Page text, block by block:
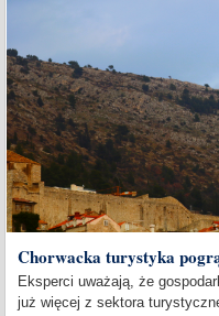
Chorwacka turystyka
Eksperci uważają, że
już więcej z sektora